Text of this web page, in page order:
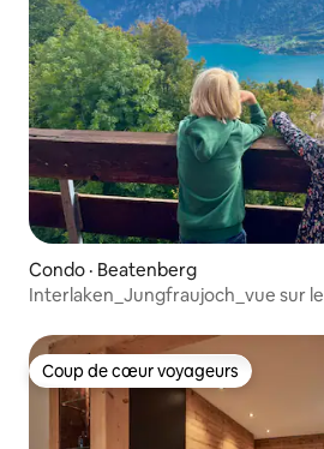
Condo · Beatenberg
Interlaken_Jungfraujoch_vue sur le
Coup de cœur voyageurs
Coup de cœur voyageurs